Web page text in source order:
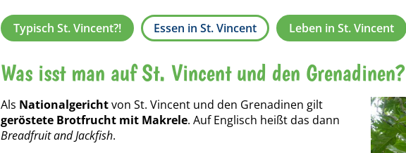
Typisch St. Vincent?! Essen in St. Vincent Leben in St. Vincent
Was isst man auf St. Vincent und den Grenadinen?
Als Nationalgerichtvon St. Vincent und den Grenadinen gilt
geröstete Brotfrucht mit Makrele. Auf Englisch heißt das dann
Breadfruit and Jackfish.